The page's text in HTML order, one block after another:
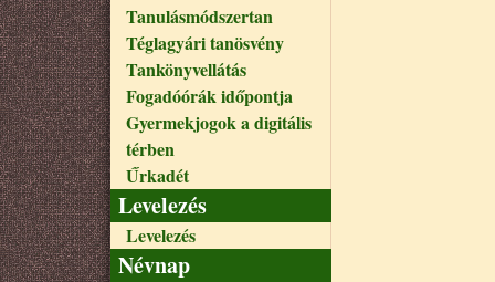
Tanulásmódszertan
Téglagyári tanösvény
Tankönyvellátás
Fogadóórák időpontja
Gyermekjogok a digitális
térben
Űrkadét
Levelezés
Levelezés
Névnap